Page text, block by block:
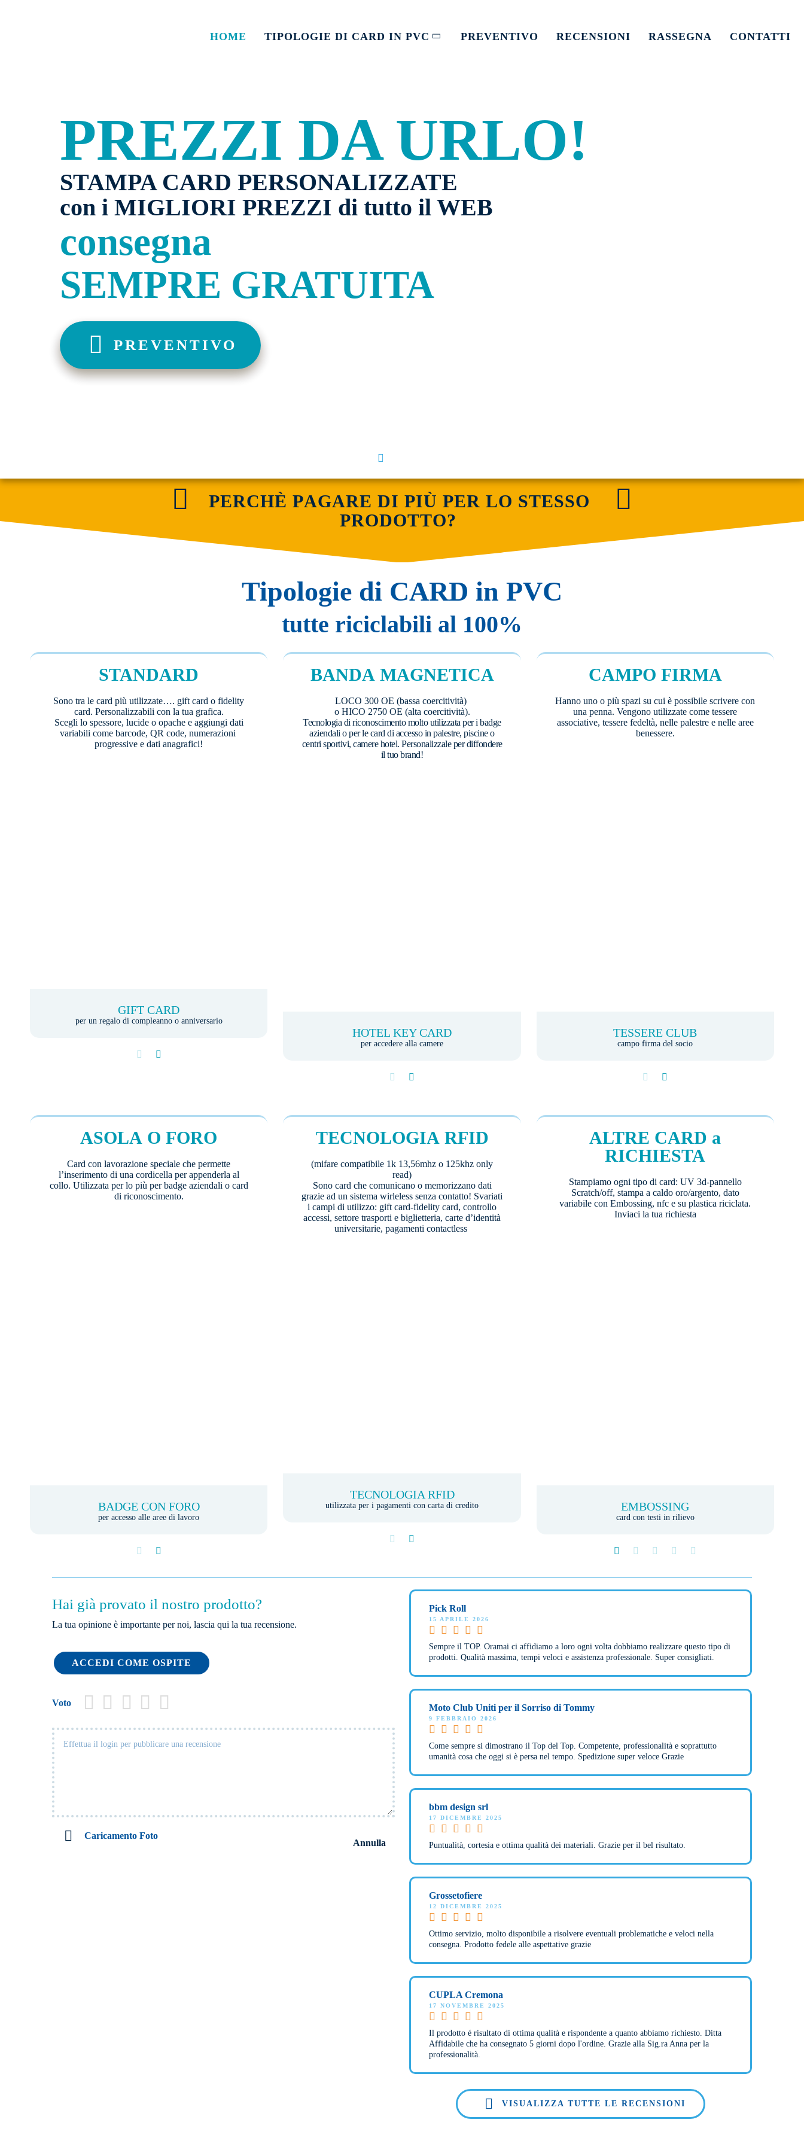
HOME TIPOLOGIE DI CARD IN PVC PREVENTIVO RECENSIONI RASSEGNA CONTATTI
PREZZI DA URLO!
STAMPA CARD PERSONALIZZATE
con i MIGLIORI PREZZI di tutto il WEB
consegna
SEMPRE GRATUITA
PREVENTIVO
PERCHÈ PAGARE DI PIÙ PER LO STESSO
PRODOTTO?
Tipologie di CARD in PVC
tutte riciclabili al 100%
STANDARD
Sono tra le card più utilizzate…. gift card o fidelity
card. Personalizzabili con la tua grafica.
Scegli lo spessore, lucide o opache e aggiungi dati
variabili come barcode, QR code, numerazioni
progressive e dati anagrafici!
GIFT CARD
per un regalo di compleanno o anniversario
BANDA MAGNETICA
LOCO 300 OE (bassa coercitività)
o HICO 2750 OE (alta coercitività).
Tecnologia di riconoscimento molto utilizzata per i badge
aziendali o per le card di accesso in palestre, piscine o
centri sportivi, camere hotel. Personalizzale per diffondere
il tuo brand!
HOTEL KEY CARD
per accedere alla camere
CAMPO FIRMA
Hanno uno o più spazi su cui è possibile scrivere con
una penna. Vengono utilizzate come tessere
associative, tessere fedeltà, nelle palestre e nelle aree
benessere.
TESSERE CLUB
campo firma del socio
ASOLA O FORO
Card con lavorazione speciale che permette
l’inserimento di una cordicella per appenderla al
collo. Utilizzata per lo più per badge aziendali o card
di riconoscimento.
BADGE CON FORO
per accesso alle aree di lavoro
TECNOLOGIA RFID
(mifare compatibile 1k 13,56mhz o 125khz only
read)
Sono card che comunicano o memorizzano dati
grazie ad un sistema wirleless senza contatto! Svariati
i campi di utilizzo: gift card-fidelity card, controllo
accessi, settore trasporti e biglietteria, carte d’identità
universitarie, pagamenti contactless
TECNOLOGIA RFID
utilizzata per i pagamenti con carta di credito
ALTRE CARD a
RICHIESTA
Stampiamo ogni tipo di card: UV 3d-pannello
Scratch/off, stampa a caldo oro/argento, dato
variabile con Embossing, nfc e su plastica riciclata.
Inviaci la tua richiesta
EMBOSSING
card con testi in rilievo
Hai già provato il nostro prodotto?
La tua opinione è importante per noi, lascia qui la tua recensione.
ACCEDI COME OSPITE
Voto
Caricamento Foto
Annulla
Pick Roll
15 APRILE 2026
Sempre il TOP. Oramai ci affidiamo a loro ogni volta dobbiamo realizzare questo tipo di
prodotti. Qualità massima, tempi veloci e assistenza professionale. Super consigliati.
Moto Club Uniti per il Sorriso di Tommy
9 FEBBRAIO 2026
Come sempre si dimostrano il Top del Top. Competente, professionalità e soprattutto
umanità cosa che oggi si è persa nel tempo. Spedizione super veloce Grazie
bbm design srl
17 DICEMBRE 2025
Puntualità, cortesia e ottima qualità dei materiali. Grazie per il bel risultato.
Grossetofiere
12 DICEMBRE 2025
Ottimo servizio, molto disponibile a risolvere eventuali problematiche e veloci nella
consegna. Prodotto fedele alle aspettative grazie
CUPLA Cremona
17 NOVEMBRE 2025
Il prodotto é risultato di ottima qualità e rispondente a quanto abbiamo richiesto. Ditta
Affidabile che ha consegnato 5 giorni dopo l'ordine. Grazie alla Sig.ra Anna per la
professionalità.
VISUALIZZA TUTTE LE RECENSIONI